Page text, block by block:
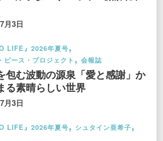
月3日
LIFE』2026年夏号
ピース・プロジェクト
会報誌
包む波動の源泉「愛と感謝」か
る素晴らしい世界
月3日
LIFE』2026年夏号
シュタイン亜希子